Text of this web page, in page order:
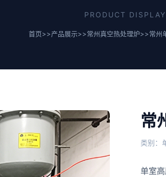
PRODUCT DISPLAY
首页>>产品展示>>常州真空热处理炉>>常州
常
类别：
单室